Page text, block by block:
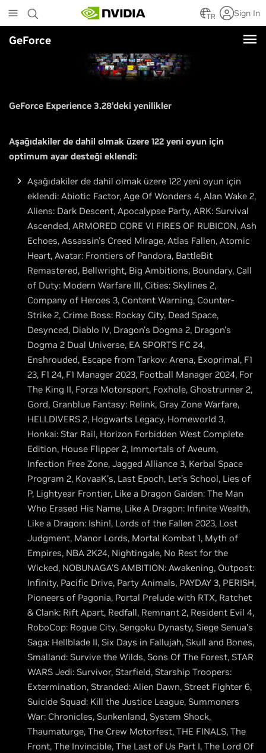
to
main
content
TR Sign In
GeForce
GeForce Experience 3.28’deki yenilikler
Aşağıdakiler de dahil olmak üzere 122 yeni oyun için
optimum ayar desteği eklendi:
Aşağıdakiler de dahil olmak üzere 122 yeni oyun için
eklendi: Abiotic Factor, Age Of Wonders 4, Alan Wake 2,
Aliens: Dark Descent, Apocalypse Party, ARK: Survival
Ascended, ARMORED CORE VI FIRES OF RUBICON, Ash
Echoes, Assassin's Creed Mirage, Atlas Fallen, Atomic
Heart, Avatar: Frontiers of Pandora, BattleBit
Remastered, Bellwright, Big Ambitions, Boundary, Call
of Duty: Modern Warfare III, Cities: Skylines 2,
Company of Heroes 3, Content Warning, Counter-
Strike 2, Crime Boss: Rockay City, Dead Space,
Desynced, Diablo IV, Dragon's Dogma 2, Dragon's
Dogma 2 Dual Universe, EA SPORTS FC 24,
Enshrouded, Escape from Tarkov: Arena, Exoprimal, F1
23, F1 24, F1 Manager 2023, Football Manager 2024, For
The King II, Forza Motorsport, Foxhole, Ghostrunner 2,
Gord, Granblue Fantasy: Relink, Gray Zone Warfare,
HELLDIVERS 2, Hogwarts Legacy, Homeworld 3,
Honkai: Star Rail, Horizon Forbidden West Complete
Edition, House Flipper 2, Immortals of Aveum,
Infection Free Zone, Jagged Alliance 3, Kerbal Space
Program 2, KovaaK's, Last Epoch, Let's School, Lies of
P, Lightyear Frontier, Like a Dragon Gaiden: The Man
Who Erased His Name, Like A Dragon: Infinite Wealth,
Like a Dragon: Ishin!, Lords of the Fallen 2023, Lost
Judgment, Manor Lords, Mortal Kombat 1, Myth of
Empires, NBA 2K24, Nightingale, No Rest for the
Wicked, NOBUNAGA'S AMBITION: Awakening, Outpost:
Infinity, Pacific Drive, Party Animals, PAYDAY 3, PERISH,
Pioneers of Pagonia, Portal Prelude with RTX, Ratchet
& Clank: Rift Apart, Redfall, Remnant 2, Resident Evil 4,
RoboCop: Rogue City, Sengoku Dynasty, Siege Senua's
Saga: Hellblade II, Six Days in Fallujah, Skull and Bones,
Smalland: Survive the Wilds, Sons Of The Forest, STAR
WARS Jedi: Survivor, Starfield, Starship Troopers:
Extermination, Stranded: Alien Dawn, Street Fighter 6,
Suicide Squad: Kill the Justice League, Summoners
War: Chronicles, Sunkenland, System Shock,
Thaumaturge, The Crew Motorfest, THE FINALS, The
Front, The Invincible, The Last of Us Part I, The Lord Of